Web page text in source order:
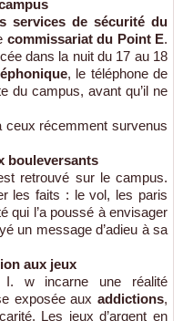
services de sécurité du
commissariat du Point E.
dans la nuit du 17 au 18
, le téléphone de
du campus, avant qu’il ne
ceux récemment survenus
bouleversants
retrouvé sur le campus.
les faits : le vol, les paris
qui l’a poussé à envisager
un message d’adieu à sa
aux jeux
w incarne une réalité
exposée aux addictions,
Les jeux d’argent en